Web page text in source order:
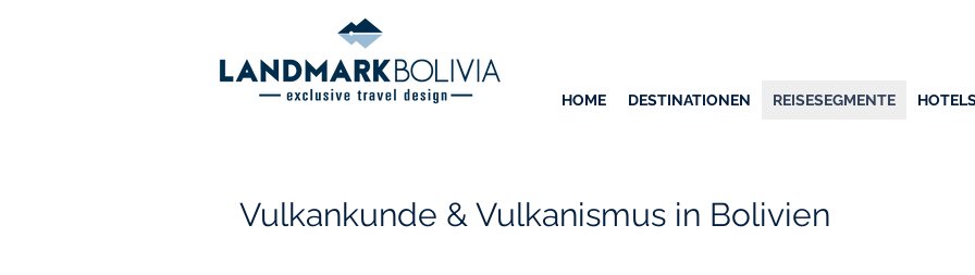
HOME DESTINATIONEN REISESEGMENTE
Vulkankunde & Vulkanismus in Bolivien